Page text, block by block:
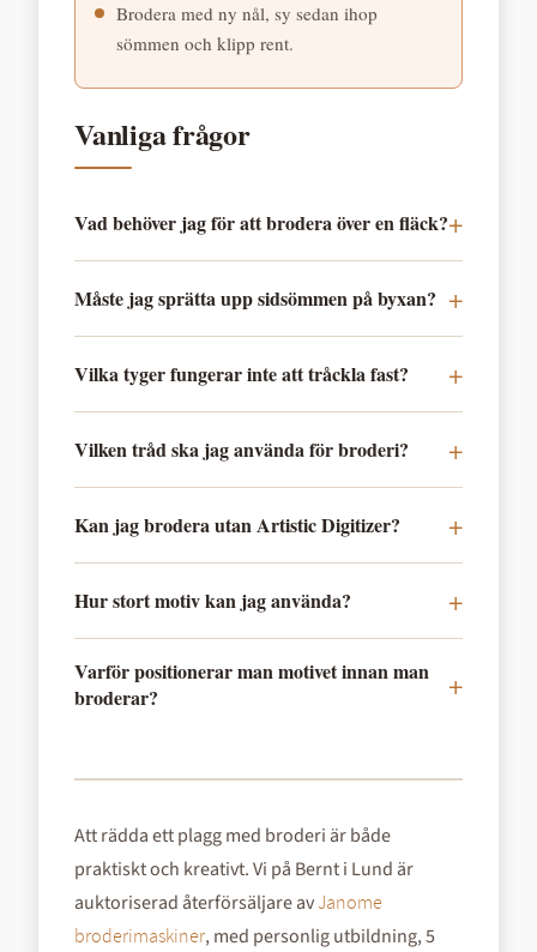
Brodera med ny nål, sy sedan ihop
sömmen och klipp rent.
Vanliga frågor
Vad behöver jag för att brodera över en fläck?
Måste jag sprätta upp sidsömmen på byxan?
Vilka tyger fungerar inte att tråckla fast?
Vilken tråd ska jag använda för broderi?
Kan jag brodera utan Artistic Digitizer?
Hur stort motiv kan jag använda?
Varför positionerar man motivet innan man
broderar?
Att rädda ett plagg med broderi är både
praktiskt och kreativt. Vi på Bernt i Lund är
auktoriserad återförsäljare avJanome
broderimaskiner, med personlig utbildning, 5